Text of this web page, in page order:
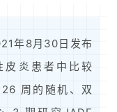
年8月30日发布
皮炎患者中比较
周的随机、双